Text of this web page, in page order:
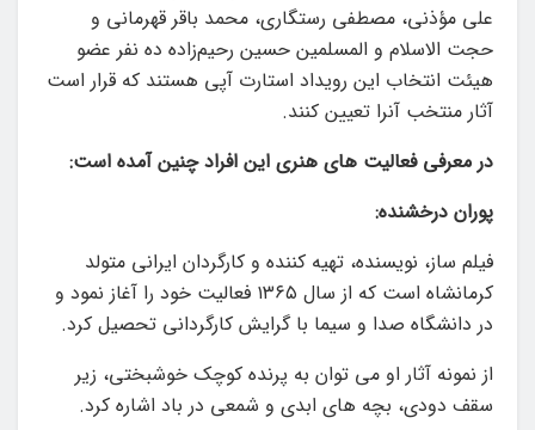
علی مؤذنی، مصطفی رستگاری، محمد باقر قهرمانی و
حجت الاسلام و المسلمین حسین رحیم‌زاده ده نفر عضو
هیئت انتخاب این رویداد استارت آپی هستند که قرار است
آثار منتخب آنرا تعیین کنند.
در معرفی فعالیت های هنری این افراد چنین آمده است:
پوران درخشنده:
فیلم ساز، نویسنده، تهیه ‌کننده و کارگردان ایرانی متولد
کرمانشاه است که از سال ۱۳۶۵ فعالیت خود را آغاز نمود و
در دانشگاه صدا و سیما با گرایش کارگردانی تحصیل کرد.
از نمونه آثار او می توان به پرنده کوچک خوشبختی، زیر
سقف دودی، بچه‌ های ابدی و شمعی در باد اشاره کرد.